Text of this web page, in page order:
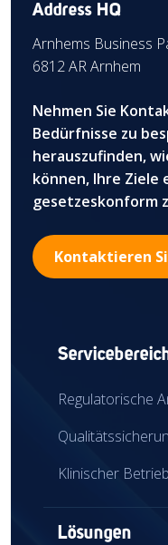
Address HQ
Arnhems Business
6812 AR Arnhem
Nehmen Sie
Bedürfnisse zu
herauszufinden,
können, Ihre Ziele
gesetzeskonform
Kontaktieren
Regulatorische
Klinischer Betrieb
Lösungen